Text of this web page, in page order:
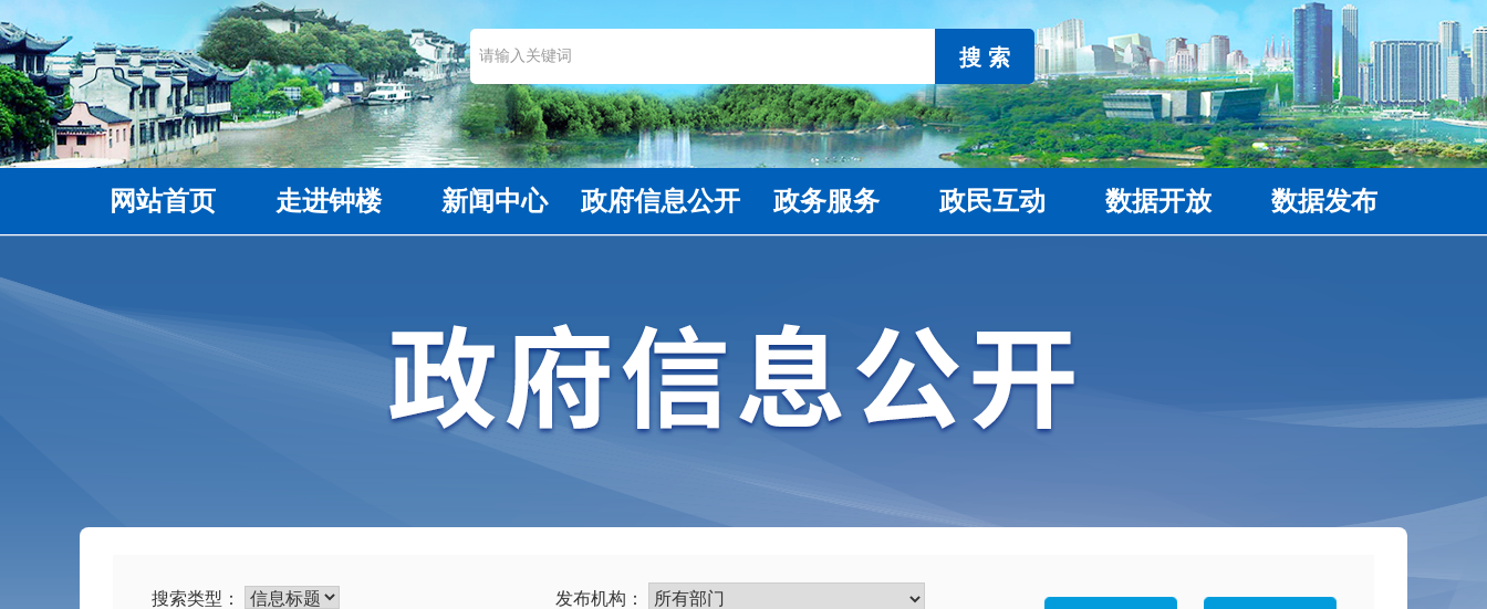
搜 索
网站首页 走进钟楼 新闻中心 政府信息公开 政务服务 政民互动 数据开放 数据发布
搜索类型： 发布机构：